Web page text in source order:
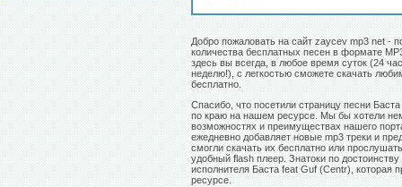
Добро пожаловать на сайт zaycev mp3 net -
количества бесплатных песен в формате
здесь вы всегда, в любое время суток (24
неделю!), с легкостью сможете скачать
бесплатно.
Спасибо, что посетили страницу песни
по краю на нашем ресурсе. Мы бы хотели
возможностях и преимуществах нашего
ежедневно добавляет новые mp3 треки и
смогли скачать их бесплатно или
удобный flash плеер. Знатоки по
исполнителя Баста feat Guf (Centr), которая
ресурсе.